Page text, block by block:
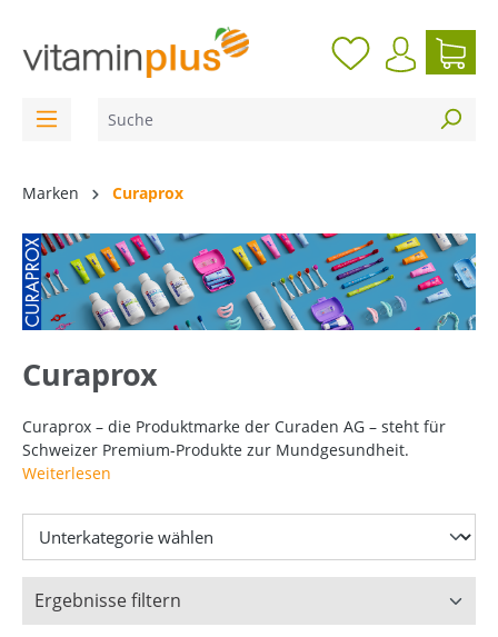
Marken Curaprox
Curaprox
Curaprox – die Produktmarke der Curaden AG – steht für
Schweizer Premium-Produkte zur Mundgesundheit.
Weiterlesen
Ergebnisse filtern